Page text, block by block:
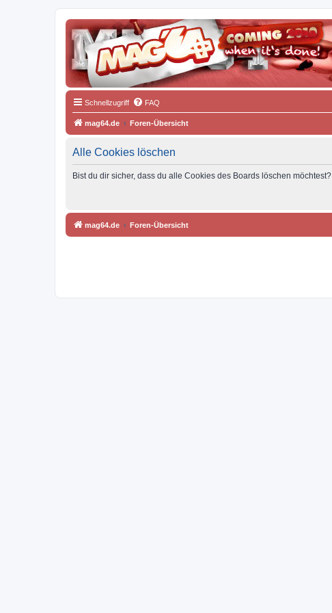
Schnellzugriff FAQ
mag64.de Foren-Übersicht
Alle Cookies löschen
Bist du dir sicher, dass du alle Cookies des Boards löschen möchtest?
mag64.de Foren-Übersicht